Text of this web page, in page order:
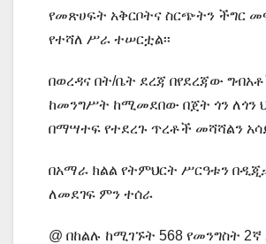
የመጽሀፍት አቅርቦትና ስርጭትን ችግር
የተሻለ ሥራ ተሠርቷል፡፡
በወረዳና በት/ቤት ደረጃ በየደረጃው
ከመንግሥት ከሚመደበው በጀት ጎን ለጎን
በማሣተፍ የተደረጉ ጥረቶች መሻሻልን
በአማራ ክልል የትምህርት ሥርዓቱን
ለመደገፍ ምን ተሰራ
@ በከልሉ ከሚገኙት 568 የመንግስት